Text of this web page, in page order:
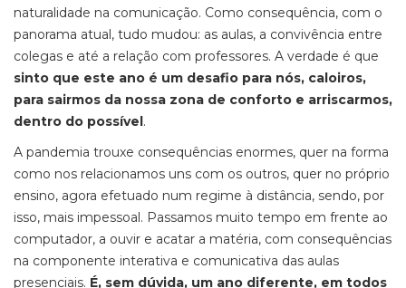
naturalidade na comunicação. Como consequência, com o
panorama atual, tudo mudou: as aulas, a convivência entre
colegas e até a relação com professores. A verdade é que
sinto que este ano é um desafio para nós, caloiros,
para sairmos da nossa zona de conforto e arriscarmos,
dentro do possível.
A pandemia trouxe consequências enormes, quer na forma
como nos relacionamos uns com os outros, quer no próprio
ensino, agora efetuado num regime à distância, sendo, por
isso, mais impessoal. Passamos muito tempo em frente ao
computador, a ouvir e acatar a matéria, com consequências
na componente interativa e comunicativa das aulas
presenciais. É, sem dúvida, um ano diferente, em todos